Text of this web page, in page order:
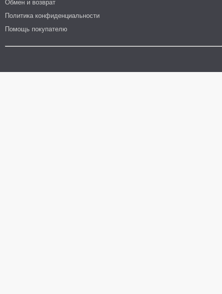
Обмен и возврат
Политика конфиденциальности
Помощь покупателю